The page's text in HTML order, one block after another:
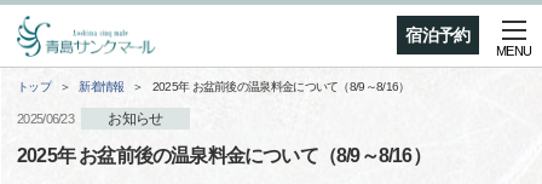
宿泊予約
MENU
トップ 新着情報 2025年 お盆前後の温泉料金について（8/9～8/16）
2025/06/23 お知らせ
2025年 お盆前後の温泉料金について（8/9～8/16）